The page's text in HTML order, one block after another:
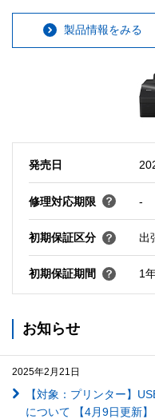
製品情報をみる
発売日
修理対応期限 -
初期保証区分 出
初期保証期間 1
お知らせ
2025年2月21日
【対象：プリンター】
について 【4月9日更新】